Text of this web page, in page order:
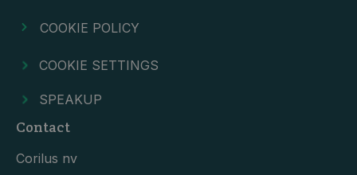
COOKIE POLICY
COOKIE SETTINGS
SPEAKUP
Contact
Corilus nv